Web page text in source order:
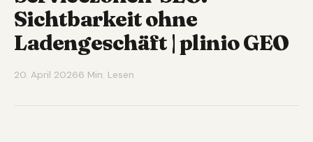
Sichtbarkeit ohne
Ladengeschäft | plinio GEO
20. April 20266 Min. Lesen